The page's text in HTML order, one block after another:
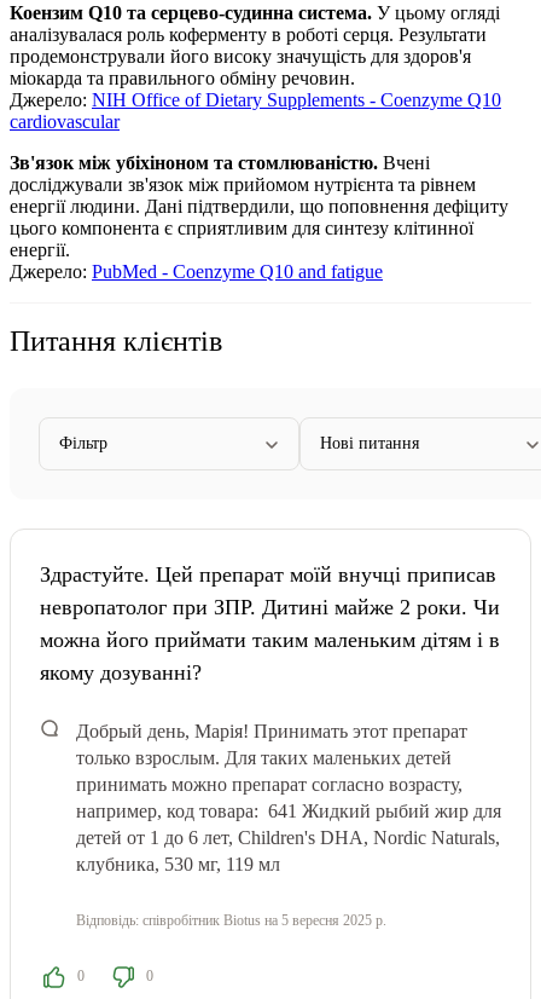
Коензим Q10 та серцево-судинна система. У цьому огляді
аналізувалася роль коферменту в роботі серця. Результати
продемонстрували його високу значущість для здоров'я
міокарда та правильного обміну речовин.
Джерело: NIH Office of Dietary Supplements - Coenzyme Q10
cardiovascular
Зв'язок між убіхіноном та стомлюваністю. Вчені
досліджували зв'язок між прийомом нутрієнта та рівнем
енергії людини. Дані підтвердили, що поповнення дефіциту
цього компонента є сприятливим для синтезу клітинної
енергії.
Джерело: PubMed - Coenzyme Q10 and fatigue
Питання клієнтів
Фільтр Нові питання
Здрастуйте. Цей препарат моїй внучці приписав
невропатолог при ЗПР. Дитині майже 2 роки. Чи
можна його приймати таким маленьким дітям і в
якому дозуванні?
Добрый день, Марія! Принимать этот препарат
только взрослым. Для таких маленьких детей
принимать можно препарат согласно возрасту,
например, код товара: 641 Жидкий рыбий жир для
детей от 1 до 6 лет, Children's DHA, Nordic Naturals,
клубника, 530 мг, 119 мл
Відповідь: співробітник Biotus на 5 вересня 2025 р.
0 0